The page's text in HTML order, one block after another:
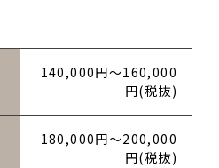
140,000円～160,000
円(税抜)
180,000円～200,000
円(税抜)